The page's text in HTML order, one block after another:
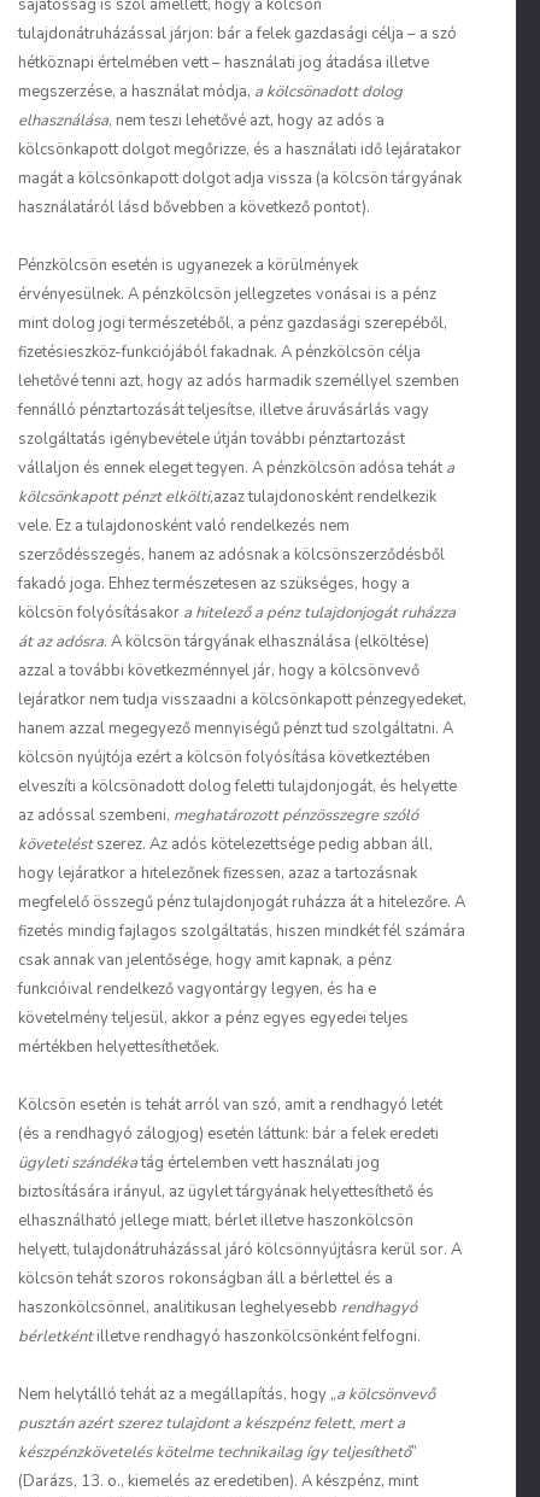
sajátosság is szól amellett, hogy a kölcsön
tulajdonátruházással járjon: bár a felek gazdasági célja – a szó
hétköznapi értelmében vett – használati jog átadása illetve
megszerzése, a használat módja, a kölcsönadott dolog
elhasználása, nem teszi lehetővé azt, hogy az adós a
kölcsönkapott dolgot megőrizze, és a használati idő lejáratakor
magát a kölcsönkapott dolgot adja vissza (a kölcsön tárgyának
használatáról lásd bővebben a következő pontot).
Pénzkölcsön esetén is ugyanezek a körülmények
érvényesülnek. A pénzkölcsön jellegzetes vonásai is a pénz
mint dolog jogi természetéből, a pénz gazdasági szerepéből,
fizetésieszköz-funkciójából fakadnak. A pénzkölcsön célja
lehetővé tenni azt, hogy az adós harmadik személlyel szemben
fennálló pénztartozását teljesítse, illetve áruvásárlás vagy
szolgáltatás igénybevétele útján további pénztartozást
vállaljon és ennek eleget tegyen. A pénzkölcsön adósa tehát a
kölcsönkapott pénzt elkölti,azaz tulajdonosként rendelkezik
vele. Ez a tulajdonosként való rendelkezés nem
szerződésszegés, hanem az adósnak a kölcsönszerződésből
fakadó joga. Ehhez természetesen az szükséges, hogy a
kölcsön folyósításakor a hitelező a pénz tulajdonjogát ruházza
át az adósra. A kölcsön tárgyának elhasználása (elköltése)
azzal a további következménnyel jár, hogy a kölcsönvevő
lejáratkor nem tudja visszaadni a kölcsönkapott pénzegyedeket,
hanem azzal megegyező mennyiségű pénzt tud szolgáltatni. A
kölcsön nyújtója ezért a kölcsön folyósítása következtében
elveszíti a kölcsönadott dolog feletti tulajdonjogát, és helyette
az adóssal szembeni, meghatározott pénzösszegre szóló
követeléstszerez. Az adós kötelezettsége pedig abban áll,
hogy lejáratkor a hitelezőnek fizessen, azaz a tartozásnak
megfelelő összegű pénz tulajdonjogát ruházza át a hitelezőre. A
fizetés mindig fajlagos szolgáltatás, hiszen mindkét fél számára
csak annak van jelentősége, hogy amit kapnak, a pénz
funkcióival rendelkező vagyontárgy legyen, és ha e
követelmény teljesül, akkor a pénz egyes egyedei teljes
mértékben helyettesíthetőek.
Kölcsön esetén is tehát arról van szó, amit a rendhagyó letét
(és a rendhagyó zálogjog) esetén láttunk: bár a felek eredeti
ügyleti szándékatág értelemben vett használati jog
biztosítására irányul, az ügylet tárgyának helyettesíthető és
elhasználható jellege miatt, bérlet illetve haszonkölcsön
helyett, tulajdonátruházással járó kölcsönnyújtásra kerül sor. A
kölcsön tehát szoros rokonságban áll a bérlettel és a
haszonkölcsönnel, analitikusan leghelyesebb rendhagyó
bérletkéntilletve rendhagyó haszonkölcsönként felfogni.
Nem helytálló tehát az a megállapítás, hogy „a kölcsönvevő
pusztán azért szerez tulajdont a készpénz felett, mert a
készpénzkövetelés kötelme technikailag így teljesíthető”
(Darázs, 13. o., kiemelés az eredetiben). A készpénz, mint